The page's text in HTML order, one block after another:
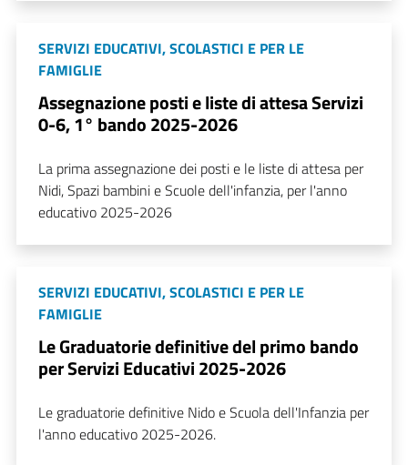
SERVIZI EDUCATIVI, SCOLASTICI E PER LE
FAMIGLIE
Assegnazione posti e liste di attesa Servizi
0-6, 1° bando 2025-2026
La prima assegnazione dei posti e le liste di attesa per
Nidi, Spazi bambini e Scuole dell'infanzia, per l'anno
educativo 2025-2026
SERVIZI EDUCATIVI, SCOLASTICI E PER LE
FAMIGLIE
Le Graduatorie definitive del primo bando
per Servizi Educativi 2025-2026
Le graduatorie definitive Nido e Scuola dell'Infanzia per
l'anno educativo 2025-2026.